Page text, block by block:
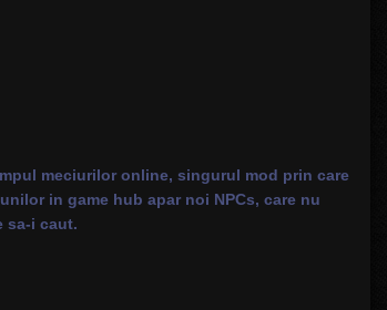
meciurilor online, singurul mod prin care
in game hub apar noi NPCs, care nu
sa-i caut.